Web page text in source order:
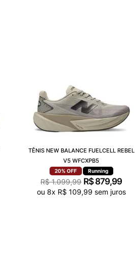
TÊNIS NEW BALANCE FUELCELL REBEL
V5 WFCXPB5
20% OFF Running
R$ 1.099,99 R$879,99
ou 8x R$ 109,99 sem juros